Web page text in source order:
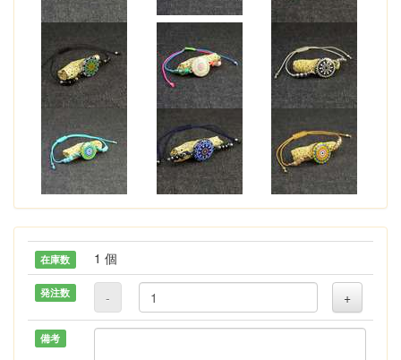
在庫数 1 個
発注数 - +
備考